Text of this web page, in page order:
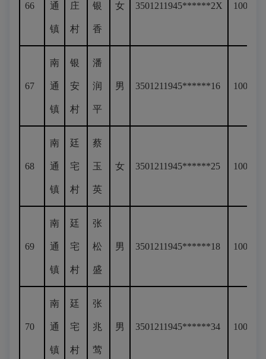
66 通
镇
庄
村
银
香
女 3501211945******2X 100
67
南
通
镇
银
安
村
潘
润
平
男 3501211945******16 100
68
南
通
镇
廷
宅
村
蔡
玉
英
女 3501211945******25 100
69
南
通
镇
廷
宅
村
张
松
盛
男 3501211945******18 100
70
南
通
镇
廷
宅
村
张
兆
莺
男 3501211945******34 100